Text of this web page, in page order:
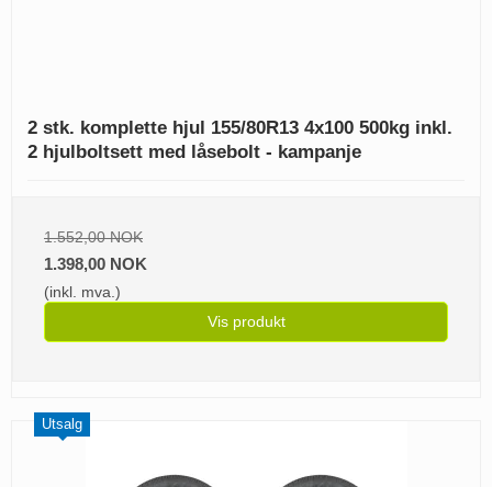
2 stk. komplette hjul 155/80R13 4x100 500kg inkl.
2 hjulboltsett med låsebolt - kampanje
1.552,00 NOK
1.398,00 NOK
(inkl. mva.)
Vis produkt
Utsalg